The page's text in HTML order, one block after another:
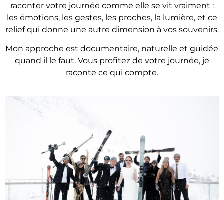
raconter votre journée comme elle se vit vraiment :
les émotions, les gestes, les proches, la lumière, et ce
relief qui donne une autre dimension à vos souvenirs.
Mon approche est documentaire, naturelle et guidée
quand il le faut. Vous profitez de votre journée, je
raconte ce qui compte.